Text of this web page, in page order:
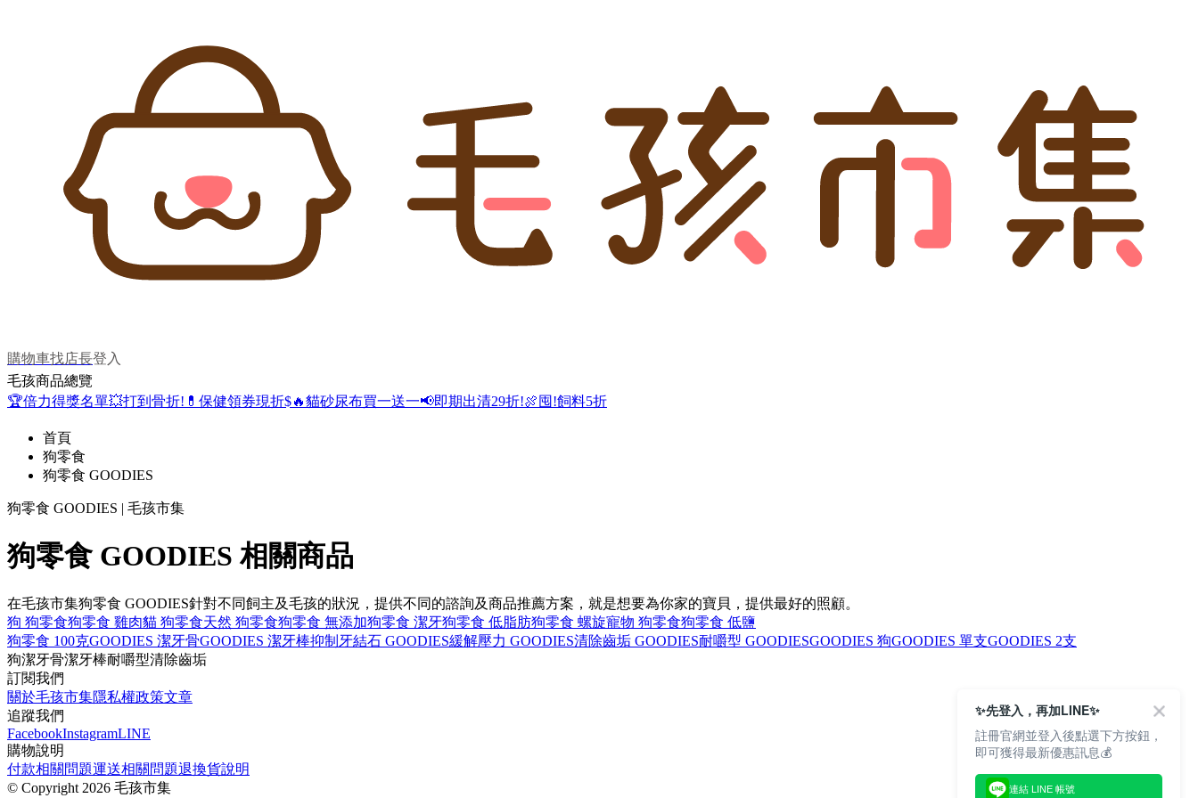
購物車找店長登入
毛孩商品總覽
🏆倍力得獎名單💥打到骨折! 💊保健領券現折$🔥貓砂尿布買一送一📢即期出清29折!🍖囤!飼料5折
首頁
狗零食
狗零食 GOODIES
狗零食 GOODIES | 毛孩市集
狗零食 GOODIES 相關商品
在毛孩市集狗零食 GOODIES針對不同飼主及毛孩的狀況，提供不同的諮詢及商品推薦方案，就是想要為你家的寶貝，提供最好的照顧。
狗 狗零食狗零食 雞肉貓 狗零食天然 狗零食狗零食 無添加狗零食 潔牙狗零食 低脂肪狗零食 螺旋寵物 狗零食狗零食 低鹽
狗零食 100克GOODIES 潔牙骨GOODIES 潔牙棒抑制牙結石 GOODIES緩解壓力 GOODIES清除齒垢 GOODIES耐嚼型 GOODIESGOODIES 狗GOODIES 單支GOODIES 2支
狗潔牙骨潔牙棒耐嚼型清除齒垢
訂閱我們
關於毛孩市集隱私權政策文章
追蹤我們
FacebookInstagramLINE
購物說明
付款相關問題運送相關問題退換貨說明
© Copyright 2026 毛孩市集
✨先登入，再加LINE✨
註冊官網並登入後點選下方按鈕，
即可獲得最新優惠訊息💰
連結 LINE 帳號